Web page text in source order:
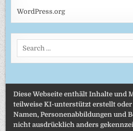
WordPress.org
Search
Diese Webseite enthält Inhalte und
teilweise KI-unterstützt erstellt
Namen, Personenabbildungen und
nicht ausdrücklich anders